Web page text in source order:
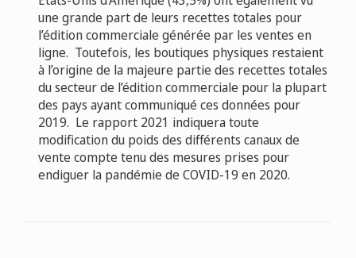
une grande part de leurs recettes totales pour
l’édition commerciale générée par les ventes en
ligne. Toutefois, les boutiques physiques restaient
à l’origine de la majeure partie des recettes totales
du secteur de l’édition commerciale pour la plupart
des pays ayant communiqué ces données pour
2019. Le rapport 2021 indiquera toute
modification du poids des différents canaux de
vente compte tenu des mesures prises pour
endiguer la pandémie de COVID-19 en 2020.